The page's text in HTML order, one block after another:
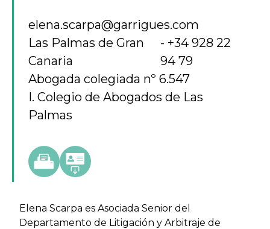
elena.scarpa@garrigues.com
Las Palmas de Gran
Canaria
+34 928 22
94 79
Abogada colegiada nº 6.547
I. Colegio de Abogados de Las
Palmas
Elena Scarpa es Asociada Senior del
Departamento de Litigación y Arbitraje de